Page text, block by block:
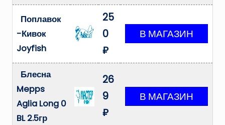
Поплавок
-Кивок
Joyfish
25
0
₽
Блесна
Mepps
Aglia Long 0
BL 2.5гр
26
9
₽